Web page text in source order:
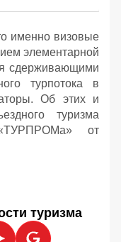
именно визовые
элементарной
сдерживающими
турпотока в
Об этих и
туризма
от
туризма